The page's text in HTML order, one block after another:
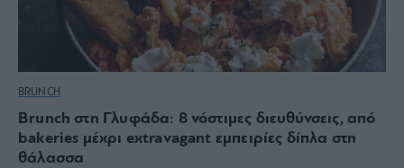
BRUNCH
Brunch στη Γλυφάδα: 8 νόστιμες διευθύνσεις, από
bakeries μέχρι extravagant εμπειρίες δίπλα στη
θάλασσα